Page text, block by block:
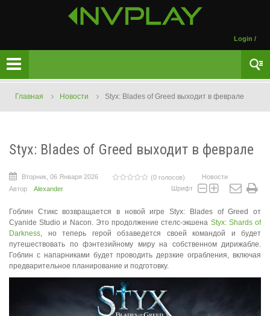
Login /
Главная Новости Styx: Blades of Greed выходит в феврале
Styx: Blades of Greed выходит в феврале
Вторник, 06 Января 2026 (0 голосов)
Новости
Автор
Alexander Шрифт
Гоблин Стикс возвращается в новой игре Styx: Blades of Greed от
Cyanide Studio и Nacon. Это продолжение стелс-экшена Styx: Shards of
Darkness, но теперь герой обзаведется своей командой и будет
путешествовать по фэнтезийному миру на собственном дирижабле.
Гоблин с напарниками будет проводить дерзкие ограбления, включая
предварительное планирование и подготовку.